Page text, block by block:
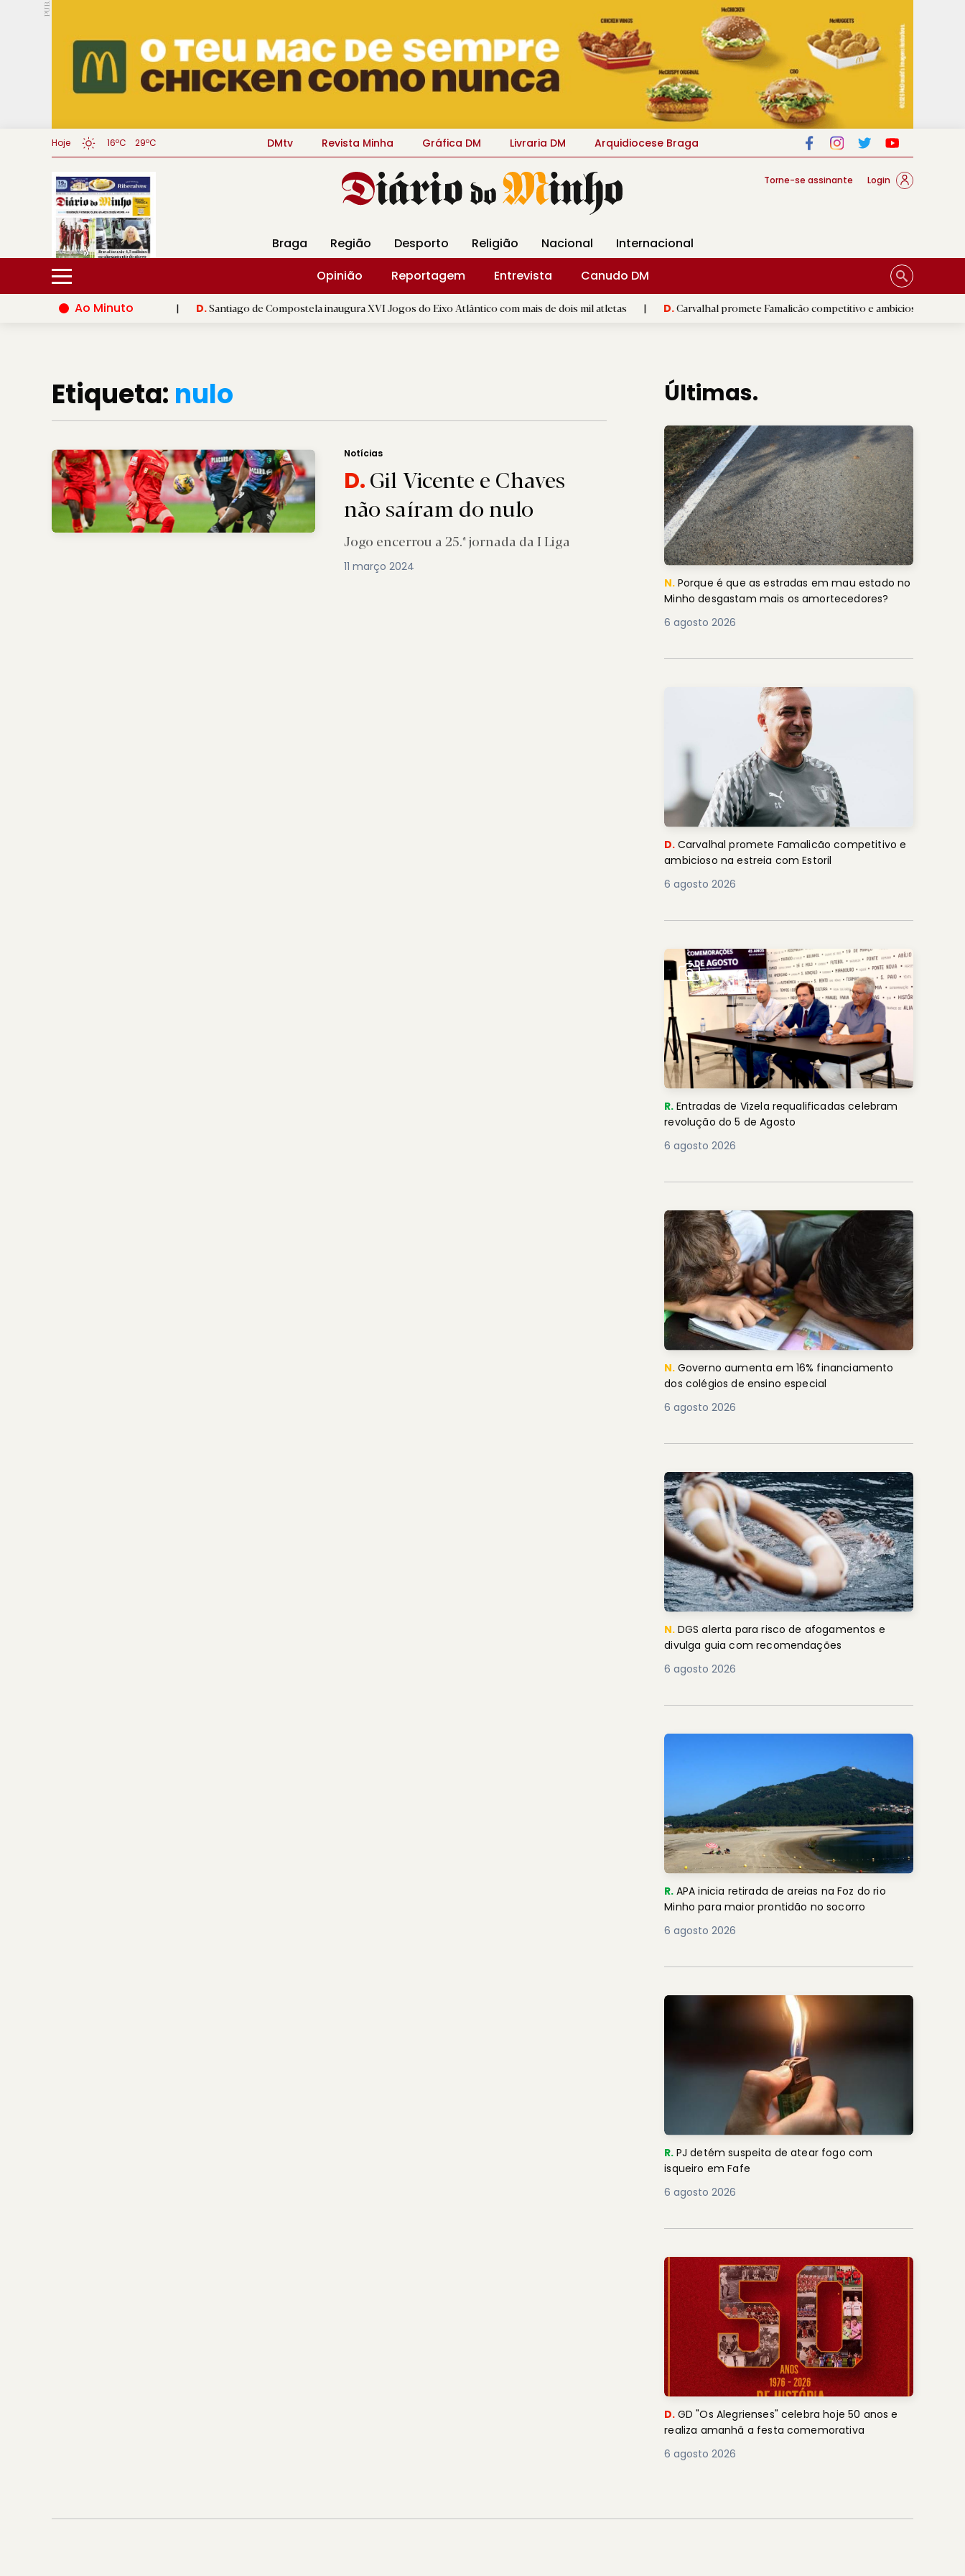
PUB.
Hoje 16ºC 29ºC DMtv Revista Minha Gráfica DM Livraria DM Arquidiocese Braga
Torne-se assinante Login
Braga Região Desporto Religião Nacional
Internacional
Opinião
Reportagem Entrevista
Canudo DM
Ao Minuto
mundo da moda | D. Santiago de Compostela inaugura XVI Jogos do Eixo Atlântico com mais de dois mil atletas | D.Carvalhal promete Famalicão competitivo e ambicioso na estreia com Estoril
Etiqueta: nulo
Notícias
D.Gil Vicente e Chaves
não saíram do nulo
Jogo encerrou a 25.ª jornada da I Liga
11 março 2024
Últimas.
N. Porque é que as estradas em mau estado no
Minho desgastam mais os amortecedores?
6 agosto 2026
D. Carvalhal promete Famalicão competitivo e
ambicioso na estreia com Estoril
6 agosto 2026
R. Entradas de Vizela requalificadas celebram
revolução do 5 de Agosto
6 agosto 2026
N. Governo aumenta em 16% financiamento
dos colégios de ensino especial
6 agosto 2026
N. DGS alerta para risco de afogamentos e
divulga guia com recomendações
6 agosto 2026
R. APA inicia retirada de areias na Foz do rio
Minho para maior prontidão no socorro
6 agosto 2026
R. PJ detém suspeita de atear fogo com
isqueiro em Fafe
6 agosto 2026
D. GD "Os Alegrienses" celebra hoje 50 anos e
realiza amanhã a festa comemorativa
6 agosto 2026